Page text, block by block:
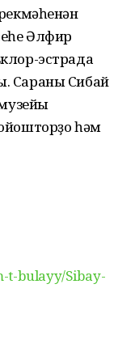
Әлфир
эстрада
Сараны Сибай
һәм
t-bulayy/Sibay-